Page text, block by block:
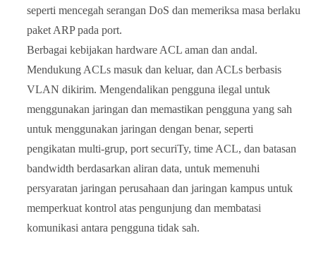
seperti mencegah serangan DoS dan memeriksa masa berlaku
paket ARP pada port.
Berbagai kebijakan hardware ACL aman dan andal.
Mendukung ACLs masuk dan keluar, dan ACLs berbasis
VLAN dikirim. Mengendalikan pengguna ilegal untuk
menggunakan jaringan dan memastikan pengguna yang sah
untuk menggunakan jaringan dengan benar, seperti
pengikatan multi-grup, port securiTy, time ACL, dan batasan
bandwidth berdasarkan aliran data, untuk memenuhi
persyaratan jaringan perusahaan dan jaringan kampus untuk
memperkuat kontrol atas pengunjung dan membatasi
komunikasi antara pengguna tidak sah.